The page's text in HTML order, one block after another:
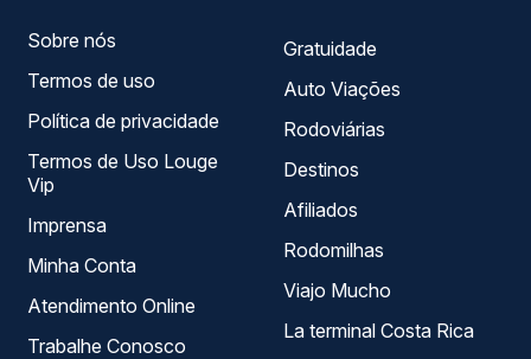
Sobre nós
Termos de uso
Política de privacidade
Termos de Uso Louge
Vip
Imprensa
Minha Conta
Atendimento Online
Trabalhe Conosco
Gratuidade
Auto Viações
Rodoviárias
Destinos
Afiliados
Rodomilhas
Viajo Mucho
La terminal Costa Rica